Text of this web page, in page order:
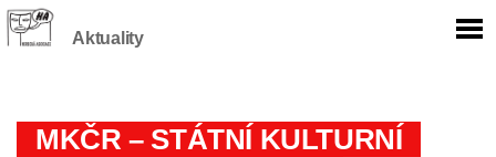
Aktuality
MKČR – STÁTNÍ KULTURNÍ